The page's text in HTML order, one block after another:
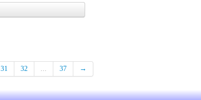
31 32 ... 37 →